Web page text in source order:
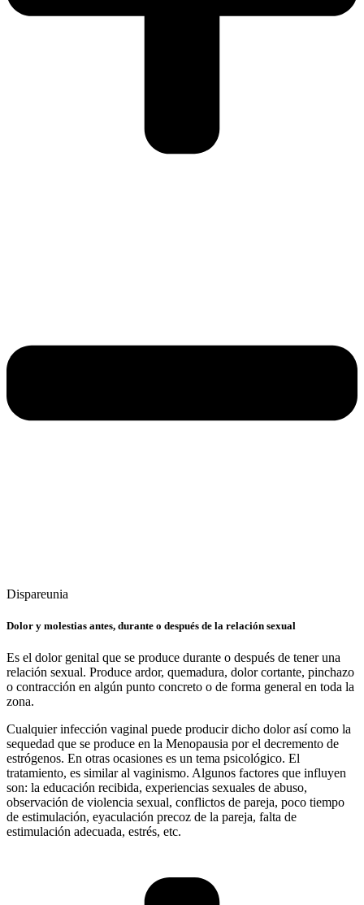
Dispareunia
Dolor y molestias antes, durante o después de la relación sexual
Es el dolor genital que se produce durante o después de tener una
relación sexual. Produce ardor, quemadura, dolor cortante, pinchazo
o contracción en algún punto concreto o de forma general en toda la
zona.
Cualquier infección vaginal puede producir dicho dolor así como la
sequedad que se produce en la Menopausia por el decremento de
estrógenos. En otras ocasiones es un tema psicológico. El
tratamiento, es similar al vaginismo. Algunos factores que influyen
son: la educación recibida, experiencias sexuales de abuso,
observación de violencia sexual, conflictos de pareja, poco tiempo
de estimulación, eyaculación precoz de la pareja, falta de
estimulación adecuada, estrés, etc.